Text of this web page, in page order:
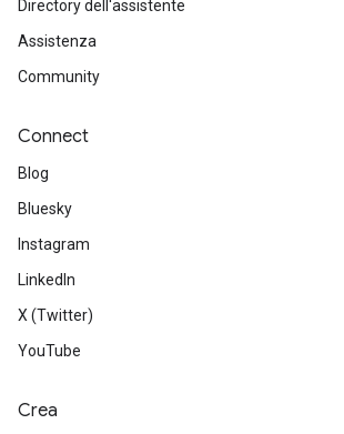
Directory dell'assistente
Assistenza
Community
Connect
Blog
Bluesky
Instagram
LinkedIn
X (Twitter)
YouTube
Crea